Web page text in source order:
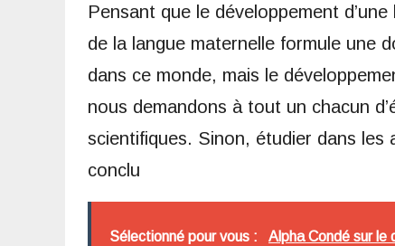
Pensant que le développement
de la langue maternelle formule une
dans ce monde, mais le
nous demandons à tout un chacun
scientifiques. Sinon, étudier dans les
conclu
Sélectionné pour vous : Alpha Condé sur le